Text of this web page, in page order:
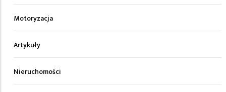
Motoryzacja
Artykuły
Nieruchomości